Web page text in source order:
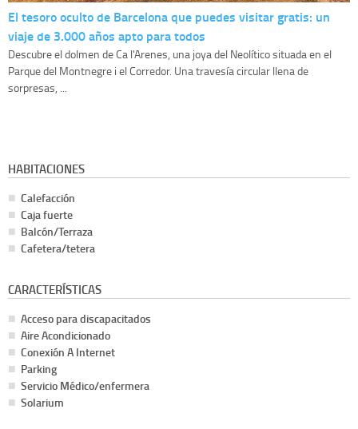
El tesoro oculto de Barcelona que puedes visitar gratis: un
viaje de 3.000 años apto para todos
Descubre el dolmen de Ca l'Arenes, una joya del Neolítico situada en el
Parque del Montnegre i el Corredor. Una travesía circular llena de
sorpresas, ...
HABITACIONES
Calefacción
Caja fuerte
Balcón/Terraza
Cafetera/tetera
CARACTERÍSTICAS
Acceso para discapacitados
Aire Acondicionado
Conexión A Internet
Parking
Servicio Médico/enfermera
Solarium